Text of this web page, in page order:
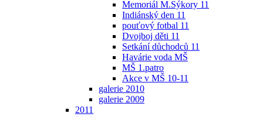
Memoriál M.Sýkory 11
Indiánský den 11
pouťový fotbal 11
Dvojboj děti 11
Setkání důchodců 11
Havárie voda MŠ
MŠ 1.patro
Akce v MŠ 10-11
galerie 2010
galerie 2009
2011